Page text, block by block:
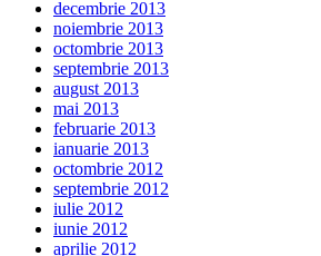
decembrie 2013
noiembrie 2013
octombrie 2013
septembrie 2013
august 2013
mai 2013
februarie 2013
ianuarie 2013
octombrie 2012
septembrie 2012
iulie 2012
iunie 2012
aprilie 2012